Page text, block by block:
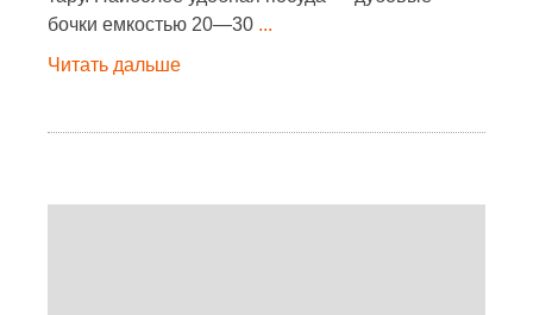
бочки емкостью 20—30 ...
Читать дальше